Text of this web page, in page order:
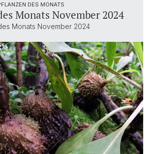
DES MONATS
Monats November 2024
Monats November 2024